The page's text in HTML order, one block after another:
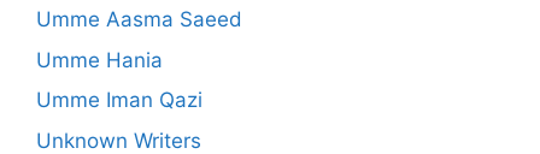
Umme Aasma Saeed
Umme Hania
Umme Iman Qazi
Unknown Writers